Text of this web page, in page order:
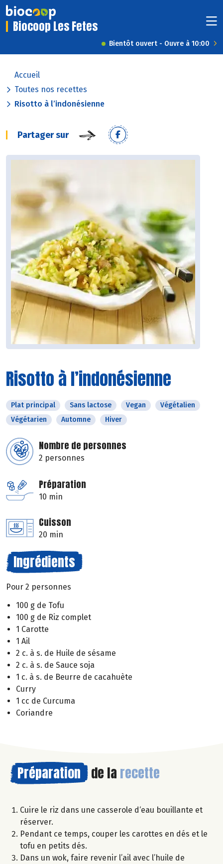
Biocoop Les Fetes
Bientôt ouvert - Ouvre à 10:00
Accueil
Toutes nos recettes
Risotto à l’indonésienne
Partager sur
Risotto à l’indonésienne
Plat principal Sans lactose Vegan
Végétalien
Végétarien
Automne Hiver
Nombre de personnes
2 personnes
Préparation
10 min
Cuisson
20 min
Ingrédients
Pour 2 personnes
100 g de Tofu
100 g de Riz complet
1 Carotte
1 Ail
2 c. à s. de Huile de sésame
2 c. à s. de Sauce soja
1 c. à s. de Beurre de cacahuète
Curry
1 cc de Curcuma
Coriandre
Préparation de la recette
Cuire le riz dans une casserole d‘eau bouillante et
réserver.
Pendant ce temps, couper les carottes en dés et le
tofu en petits dés.
Dans un wok, faire revenir l’ail avec l’huile de